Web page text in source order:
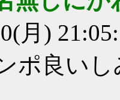
月)
ポ良い